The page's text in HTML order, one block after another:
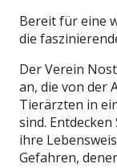
Bereit für eine
die
Der Verein
an, die von der
Tierärzten in
sind.
ihre
Gefahren,